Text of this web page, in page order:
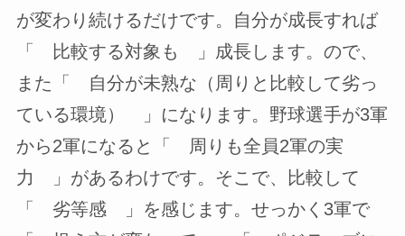
が変わり続けるだけです。自分が成長すれば
「 比較する対象も 」成長します。ので、
また「 自分が未熟な（周りと比較して劣っ
ている環境） 」になります。野球選手が3軍
から2軍になると「 周りも全員2軍の実
力 」があるわけです。そこで、比較して
「 劣等感 」を感じます。せっかく3軍で